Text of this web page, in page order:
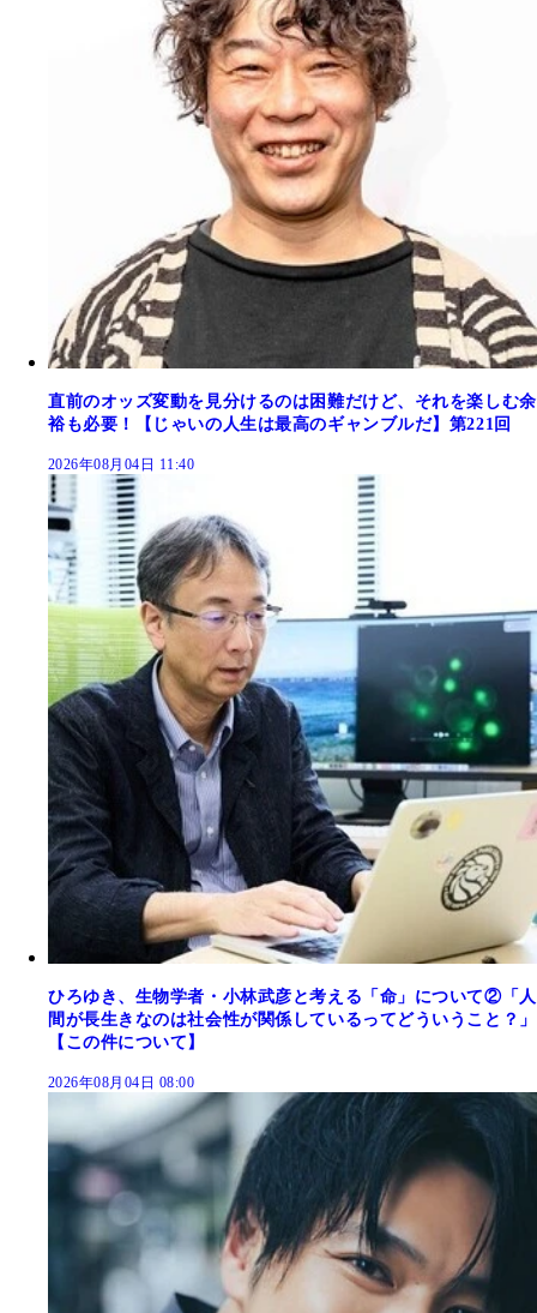
直前のオッズ変動を見分けるのは困難だけど、それを楽しむ余
裕も必要！【じゃいの人生は最高のギャンブルだ】第221回
2026年08月04日 11:40
ひろゆき、生物学者・小林武彦と考える「命」について②「人
間が長生きなのは社会性が関係しているってどういうこと？」
【この件について】
2026年08月04日 08:00